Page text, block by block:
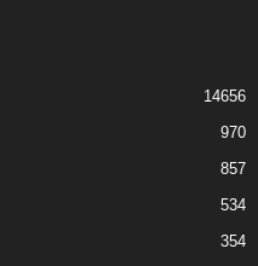
14656
970
857
534
354